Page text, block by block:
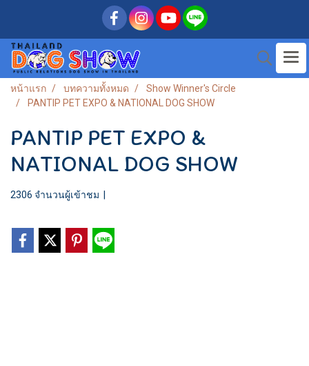
หน้าแรก บทความทั้งหมด
Show Winner's Circle
PANTIP PET EXPO & NATIONAL DOG SHOW
PANTIP PET EXPO &
NATIONAL DOG SHOW
2306 จำนวนผู้เข้าชม